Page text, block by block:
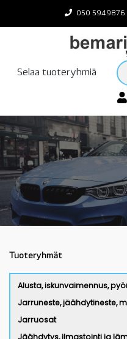
content
050 5949876
Selaa tuoteryhmiä
Tuoteryhmät
Alusta, iskunvaimennus,
Jarruneste, jäähdytineste,
Jarruosat
Jäähdytys, ilmastointi ja